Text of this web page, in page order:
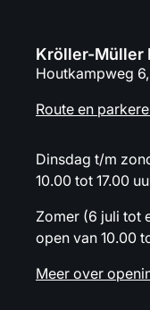
Kröller-Müller
Houtkampweg
Route en
Dinsdag t/m
10.00 tot 17.00
Zomer (6 juli tot
open van 10.00
Meer over